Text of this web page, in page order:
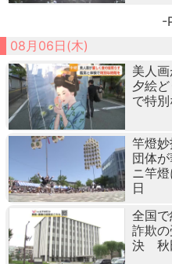
-
08月06日(木)
美人
夕絵
で特
竿燈
団体
ニ竿
日
全国
詐欺
決 秋